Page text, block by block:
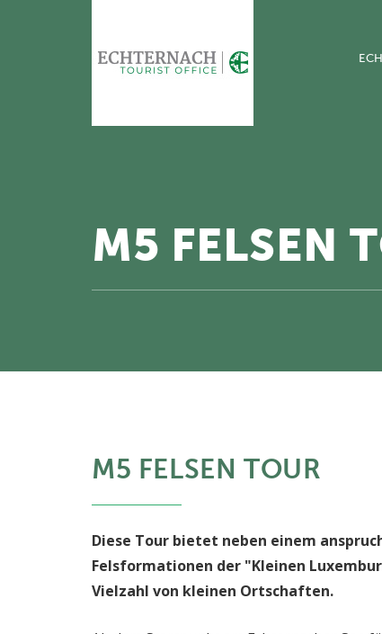
M5 FELSEN
M5 FELSEN TOUR
Diese Tour bietet neben einem
Felsformationen der "Kleinen
Vielzahl von kleinen Ortschaften.